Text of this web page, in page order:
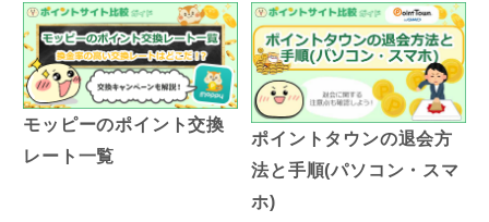
モッピーのポイント交換
レート一覧
ポイントタウンの退会方
法と手順(パソコン・スマ
ホ)